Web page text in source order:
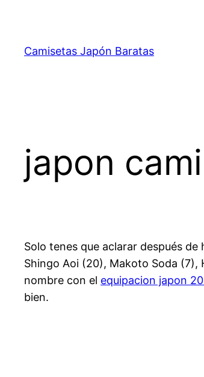
contenido
Camisetas Japón Baratas
japon
Solo tenes que aclarar después
Shingo Aoi (20), Makoto Soda (7),
nombre con el equipacion japon
bien.